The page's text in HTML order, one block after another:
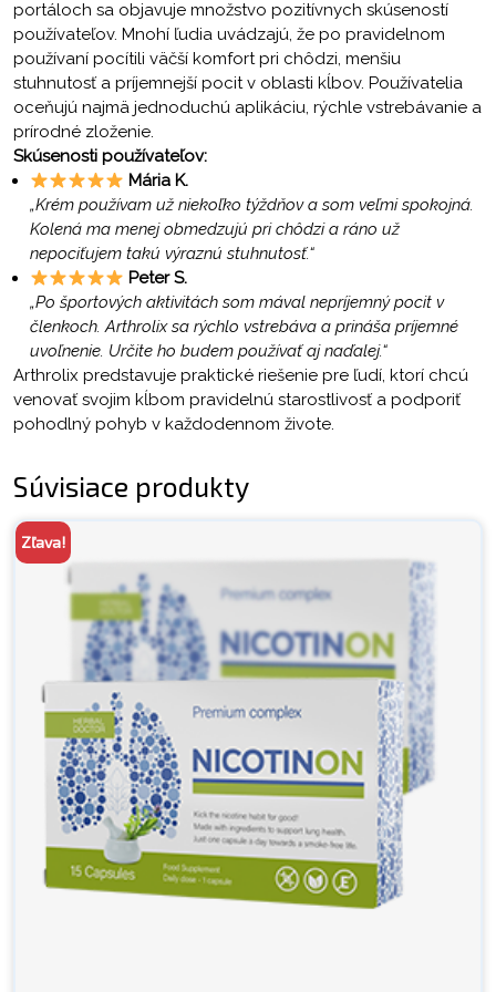
portáloch sa objavuje množstvo pozitívnych skúseností
používateľov. Mnohí ľudia uvádzajú, že po pravidelnom
používaní pocítili väčší komfort pri chôdzi, menšiu
stuhnutosť a príjemnejší pocit v oblasti kĺbov. Používatelia
oceňujú najmä jednoduchú aplikáciu, rýchle vstrebávanie a
prírodné zloženie.
Skúsenosti používateľov:
Mária K.
„Krém používam už niekoľko týždňov a som veľmi spokojná.
Kolená ma menej obmedzujú pri chôdzi a ráno už
nepociťujem takú výraznú stuhnutosť.“
Peter S.
„Po športových aktivitách som mával nepríjemný pocit v
členkoch. Arthrolix sa rýchlo vstrebáva a prináša príjemné
uvoľnenie. Určite ho budem používať aj naďalej.“
Arthrolix predstavuje praktické riešenie pre ľudí, ktorí chcú
venovať svojim kĺbom pravidelnú starostlivosť a podporiť
pohodlný pohyb v každodennom živote.
Súvisiace produkty
Zľava!